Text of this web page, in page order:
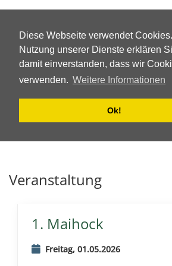
Diese Webseite verwendet
Nutzung unserer Dienste erklären
damit einverstanden, dass wir
verwenden. Weitere Informationen
Ok!
Veranstaltung
1. Maihock
Freitag, 01.05.2026